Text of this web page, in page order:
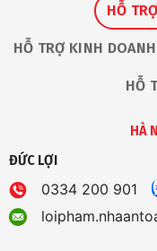
HỖ
HỖ TRỢ KINH
HỖ
HÀ
ĐỨC LỢI
0334 200 901